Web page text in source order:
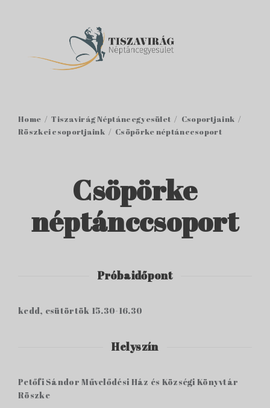
Home Tiszavirág Néptáncegyesület
Csoportjaink
Röszkei csoportjaink
Csöpörke néptánccsoport
Csöpörke
néptánccsoport
Próbaidőpont
kedd, csütörtök 15.30-16.30
Helyszín
Petőfi Sándor Művelődési Ház és Községi Könyvtár
Röszke